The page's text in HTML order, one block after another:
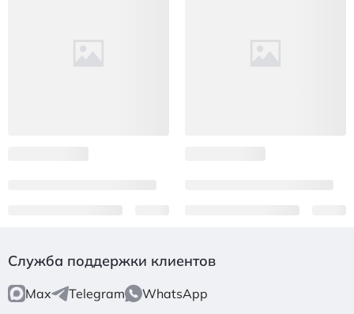
Служба поддержки клиентов
Max Telegram WhatsApp